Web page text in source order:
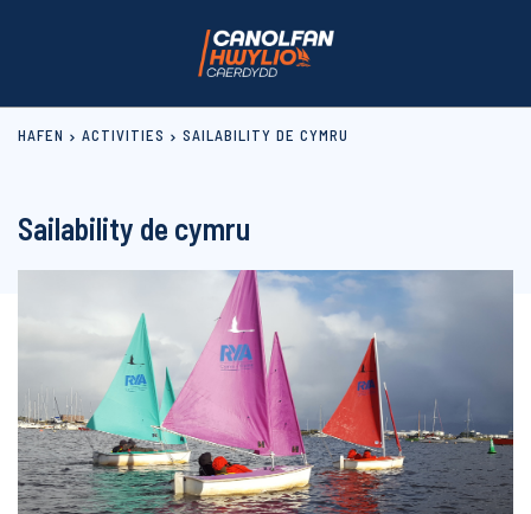
HAFEN ACTIVITIES SAILABILITY DE CYMRU
Sailability de cymru